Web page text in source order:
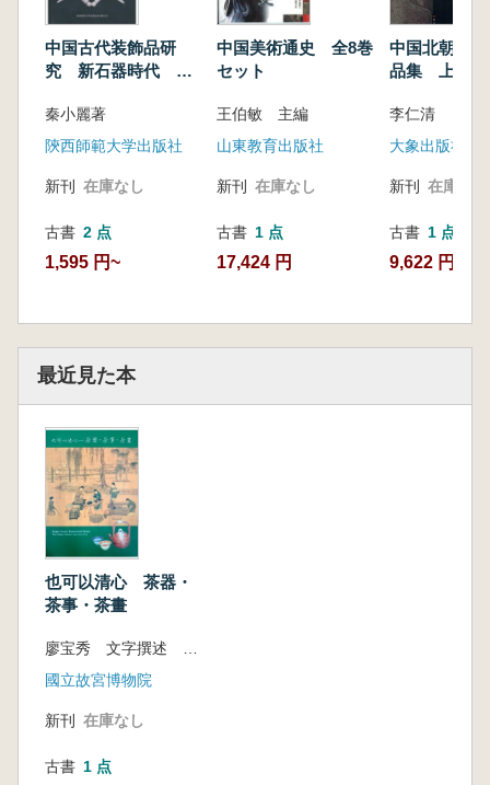
中国古代装飾品研
究 新石器時代 早
秦小麗著
陝西師範大学出版社
新刊 在庫なし
古書 2 点
1,595 円~
中国美術通史 全8巻
セット
王伯敏 主編
山東教育出版社
新刊 在庫なし
古書 1 点
17,424 円
中国北朝石
品集 上下
李仁清
大象出版社
新刊 在庫なし
古書 1 点
9,622 円
最近見た本
也可以清心 茶器・
茶事・茶畫
國立故宮博物院
新刊 在庫なし
古書 1 点